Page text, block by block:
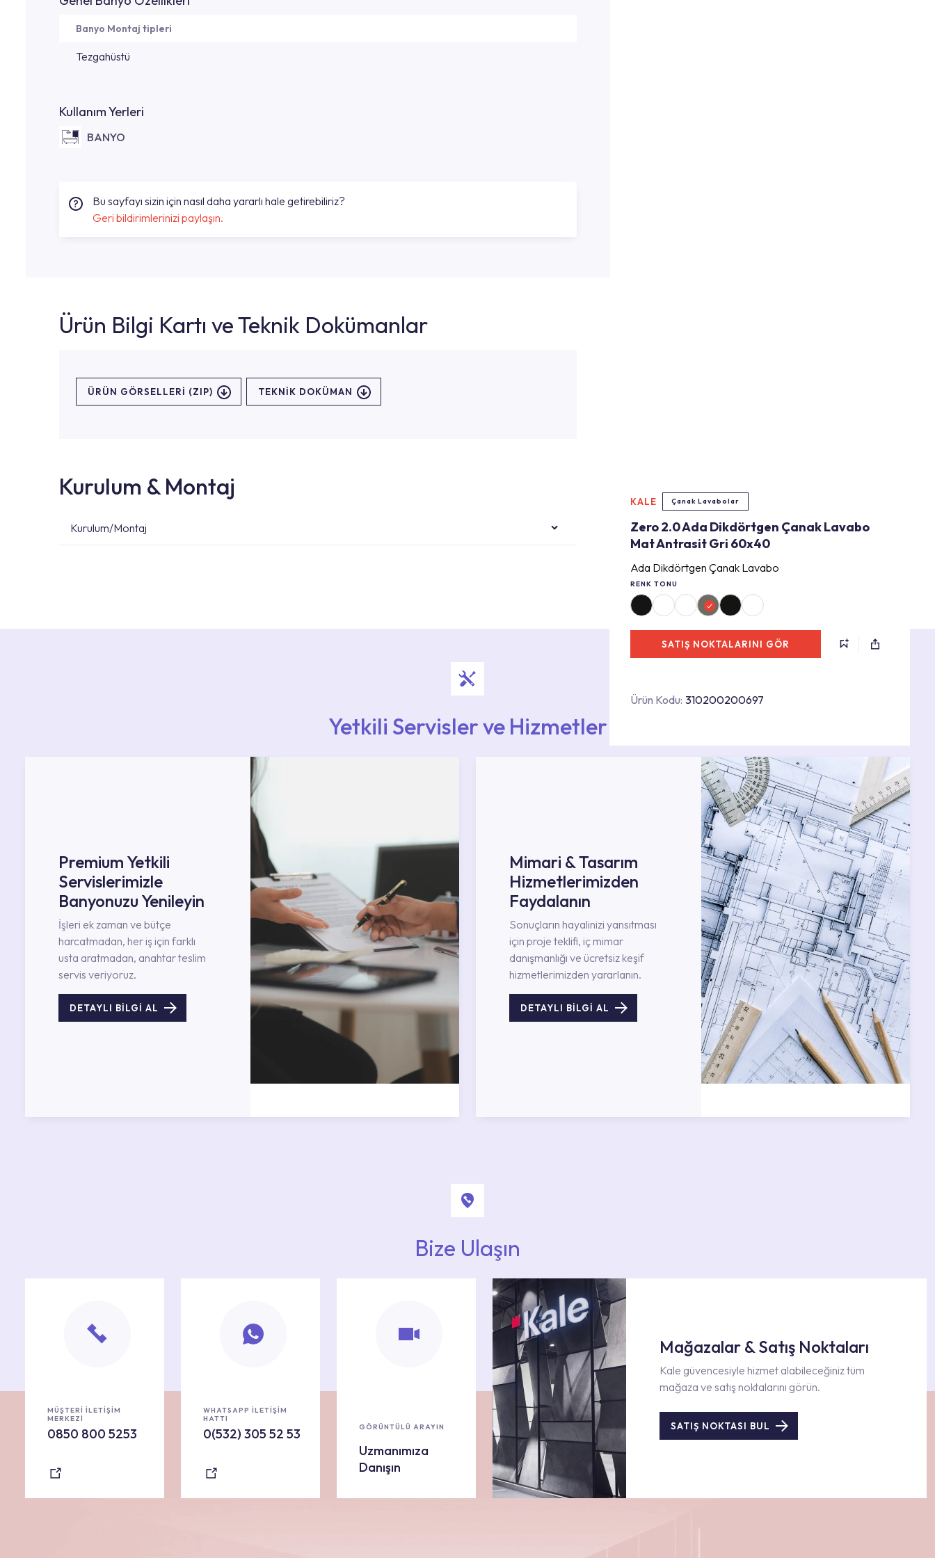
KALE Çanak Lavabolar
Zero 2.0 Ada Dikdörtgen Çanak Lavabo
Mat Antrasit Gri 60x40
Ada Dikdörtgen Çanak Lavabo
RENK TONU
SATIŞ NOKTALARINI GÖR
Ürün Kodu: 310200200697
Banyo Montaj tipleri
Tezgahüstü
Kullanım Yerleri
BANYO
Bu sayfayı sizin için nasıl daha yararlı hale getirebiliriz?
Geri bildirimlerinizi paylaşın.
Ürün Bilgi Kartı ve Teknik Dokümanlar
ÜRÜN GÖRSELLERI (ZIP) TEKNİK DOKÜMAN
Kurulum & Montaj
Kurulum/Montaj
Yetkili Servisler ve Hizmetler
Premium Yetkili
Servislerimizle
Banyonuzu Yenileyin
İşleri ek zaman ve bütçe
harcatmadan, her iş için farklı
usta aratmadan, anahtar teslim
servis veriyoruz.
DETAYLI BİLGİ AL
Mimari & Tasarım
Hizmetlerimizden
Faydalanın
Sonuçların hayalinizi yansıtması
için proje teklifi, iç mimar
danışmanlığı ve ücretsiz keşif
hizmetlerimizden yararlanın.
DETAYLI BİLGİ AL
Bize Ulaşın
MÜŞTERİ İLETİŞİM
MERKEZİ
0850 800 5253
WHATSAPP İLETİŞİM
HATTI
0(532) 305 52 53 GÖRÜNTÜLÜ ARAYIN
Uzmanımıza
Danışın
Mağazalar & Satış Noktaları
Kale güvencesiyle hizmet alabileceğiniz tüm
mağaza ve satış noktalarını görün.
SATIŞ NOKTASI BUL